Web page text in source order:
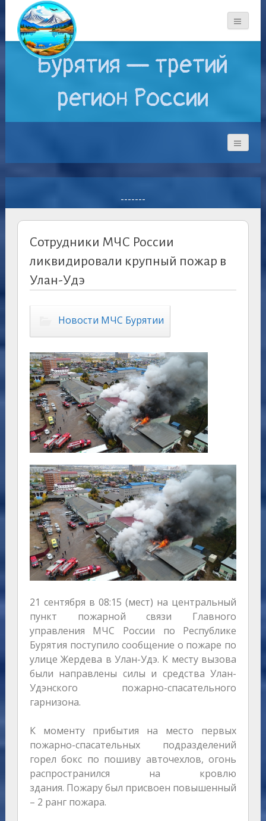
Бурятия — третий
регион России
-------
Сотрудники МЧС России
ликвидировали крупный пожар в
Улан-Удэ
Новости МЧС Бурятии
21 сентября в 08:15 (мест) на центральный
пункт пожарной связи Главного
управления МЧС России по Республике
Бурятия поступило сообщение о пожаре по
улице Жердева в Улан-Удэ. К месту вызова
были направлены силы и средства Улан-
Удэнского пожарно-спасательного
гарнизона.
К моменту прибытия на место первых
пожарно-спасательных подразделений
горел бокс по пошиву авточехлов, огонь
распространился на кровлю
здания. Пожару был присвоен повышенный
– 2 ранг пожара.